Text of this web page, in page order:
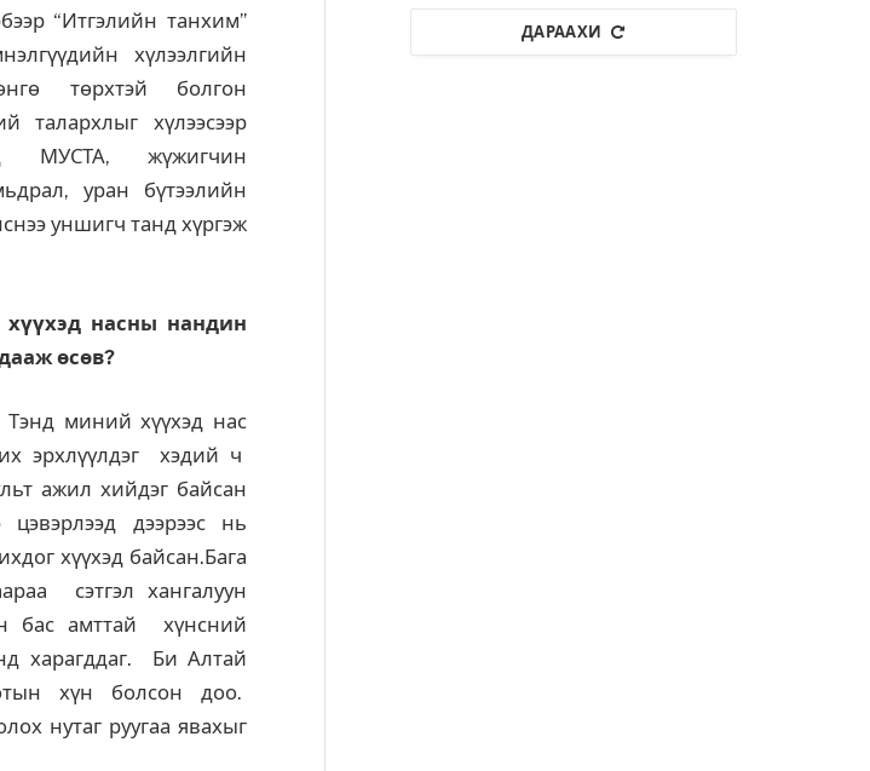
“Итгэлийн тан­хим”
хүлээл­гийн
төрхтэй болгон
талархлыг хүлээсээр
МУСТА, жүжигчин
уран бүтээлийн
уншигч танд хүргэж
хүүхэд насны нандин
өсөв?
миний хүүхэд нас
эрхлүүлдэг хэдий ч
ажил хийдэг байсан
дээрээс нь
хүүхэд байсан.Бага
сэтгэл хангалуун
бас амттай хүнсний
харагддаг. Би Алтай
хүн болсон доо.
нутаг руугаа явахыг
ДАРААХИ